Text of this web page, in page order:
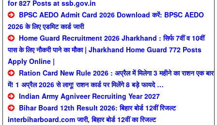
for 827 Posts at ssb.gov.in
BPSC AEDO Admit Card 2026 Download करें: BPSC AEDO
2026 के लिए एडमिट कार्ड जारी
Home Guard Recruitment 2026 Jharkhand : सिर्फ 7वीं व 10वीं
पास के लिए नौकरी पाने का मौका | Jharkhand Home Guard 772 Posts
Apply Online |
Ration Card New Rule 2026 : अप्रैल में मिलेगा 3 महीने का राशन एक बार
में! 1 अप्रैल 2026 से लागू! राशन कार्ड पर मिलेंगे 8 बड़े फायदे …
Indian Army Agniveer Recruiting Year 2027
Bihar Board 12th Result 2026: बिहार बोर्ड 12वीं रिजल्ट
interbiharboard.com जारी, बिहार बोर्ड 12वीं का रिजल्ट